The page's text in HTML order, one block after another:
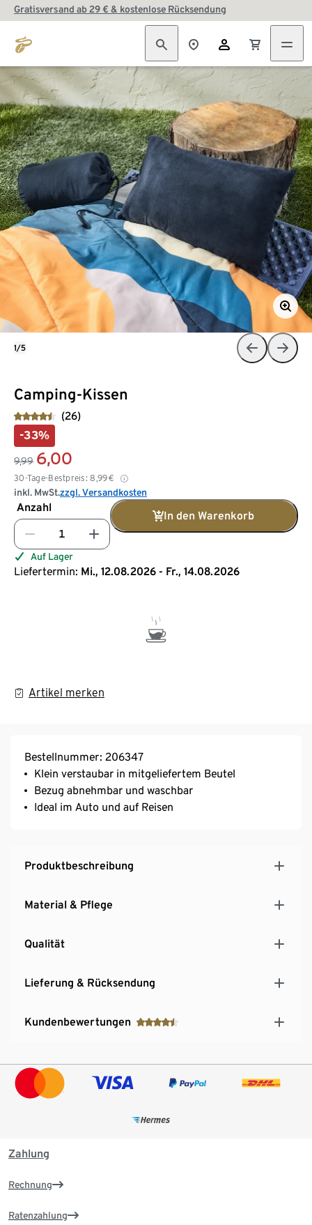
Gratisversand ab 29 € & kostenlose Rücksendung
Camping-Kissen
(26)
-33%
9,99 6,00
30-Tage-Bestpreis: 8,99€
inkl. MwSt.zzgl. Versandkosten
Anzahl
In den Warenkorb
Auf Lager
Liefertermin: Mi., 12.08.2026 - Fr., 14.08.2026
Artikel merken
1/5
Bestellnummer: 206347
Klein verstaubar in mitgeliefertem Beutel
Bezug abnehmbar und waschbar
Ideal im Auto und auf Reisen
Produktbeschreibung
Material & Pflege
Qualität
Lieferung & Rücksendung
Kundenbewertungen
Zahlung
Rechnung
Ratenzahlung